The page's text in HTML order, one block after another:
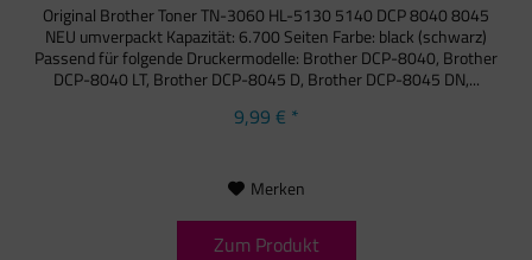
Original Brother Toner TN-3060 HL-5130 5140 DCP 8040 8045
NEU umverpackt Kapazität: 6.700 Seiten Farbe: black (schwarz)
Passend für folgende Druckermodelle: Brother DCP-8040, Brother
DCP-8040 LT, Brother DCP-8045 D, Brother DCP-8045 DN,...
9,99 € *
Merken
Zum Produkt